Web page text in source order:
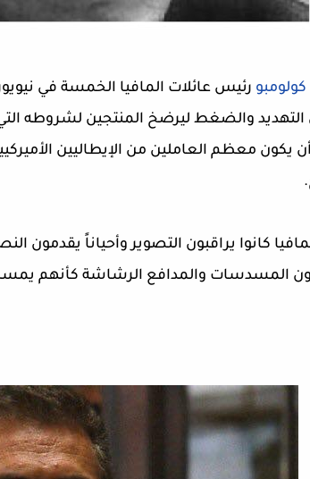
رئيس عائلات المافيا الخمسة في
والضغط ليرضخ المنتجين لشروطه التي
يكون معظم العاملين من الإيطاليين
كانوا يراقبون التصوير وأحياناً يقدمون
المسدسات والمدافع الرشاشة كأنهم